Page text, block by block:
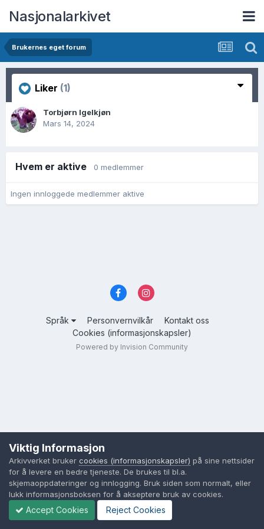
Nasjonalarkivet
Brukernes eget forum
Liker (1)
Torbjørn Igelkjøn
Mars 14, 2024
Hvem er aktive 0 medlemmer
Ingen innloggede medlemmer aktive
Språk Personvernvilkår
Kontakt oss
Cookies (informasjonskapsler)
Powered by Invision Community
Viktig Informasjon
Arkivverket bruker cookies (informasjonskapsler) på sine nettsider
for å levere en bedre tjeneste. De brukes til bl.a.
skjemaoppdateringer og innlogging. Bruk siden som normalt, eller
lukk informasjonsboksen for å akseptere bruk av cookies.
Accept Cookies Reject Cookies